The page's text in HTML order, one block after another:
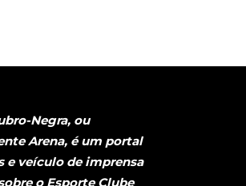
Negra, ou
Arena, é um portal
e veículo de imprensa
o Esporte Clube